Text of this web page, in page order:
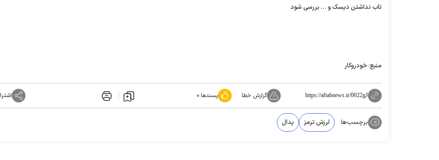
تاب نداشتن دیسک و … بررسی شود
منبع: خودروکار
https://aftabnews.ir/0022gJ گزارش خطا پسندها:۰
برچسب‌ها: لرزش ترمز پدال